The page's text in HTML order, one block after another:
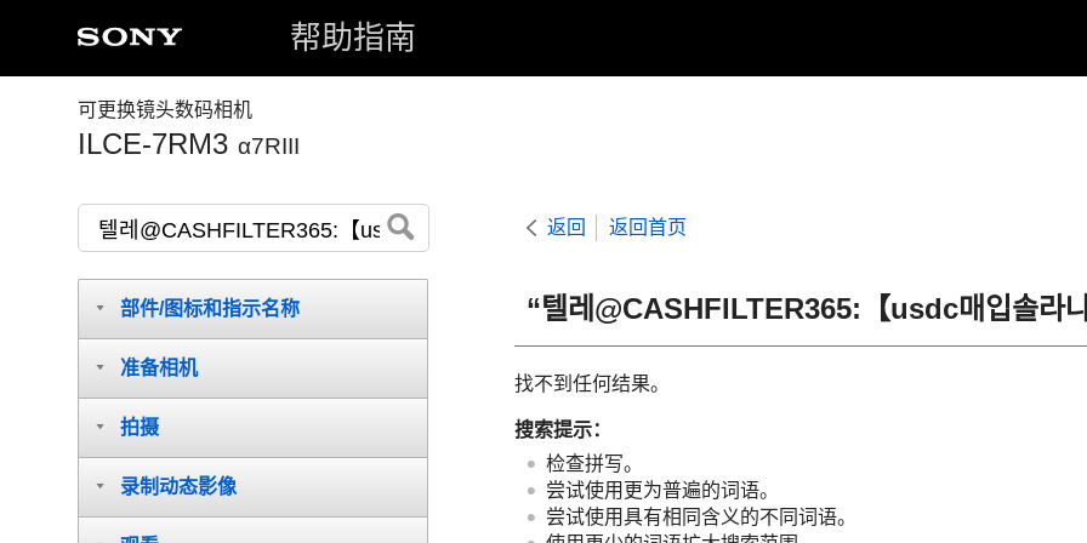
帮助指南
可更换镜头数码相机
ILCE-7RM3 α7RIII
返回 返回首页
“텔레@CASHFILTER365:【usdc매입솔라
找不到任何结果。
搜索提示：
检查拼写。
尝试使用更为普遍的词语。
尝试使用具有相同含义的不同词语。
部件/图标和指示名称
准备相机
拍摄
录制动态影像